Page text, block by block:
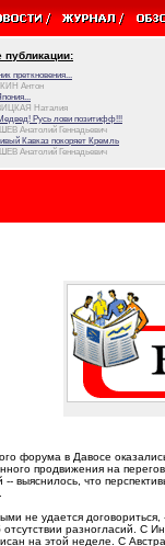
преткновения...
Антон
Наталия
Русь лови позитифф!!!
Анатолий Геннадьевич
Кавказ покоряет Кремль
Анатолий Геннадьевич
форума в Давосе
продвижения на
выяснилось, что
не удается
разногласий. С
на этой неделе. С